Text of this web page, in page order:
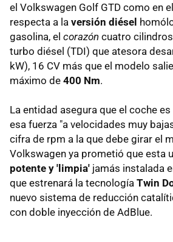
el Volkswagen Golf GTD como en
respecta a la versión diésel
gasolina, el corazón cuatro
turbo diésel (TDI) que atesora
kW), 16 CV más que el modelo
máximo de 400 Nm.
La entidad asegura que el coche
esa fuerza "a velocidades muy
cifra de rpm a la que debe girar el
Volkswagen ya prometió que esta
potente y 'limpia' jamás instalada
que estrenará la tecnología Twin
nuevo sistema de reducción
con doble inyección de AdBlue.